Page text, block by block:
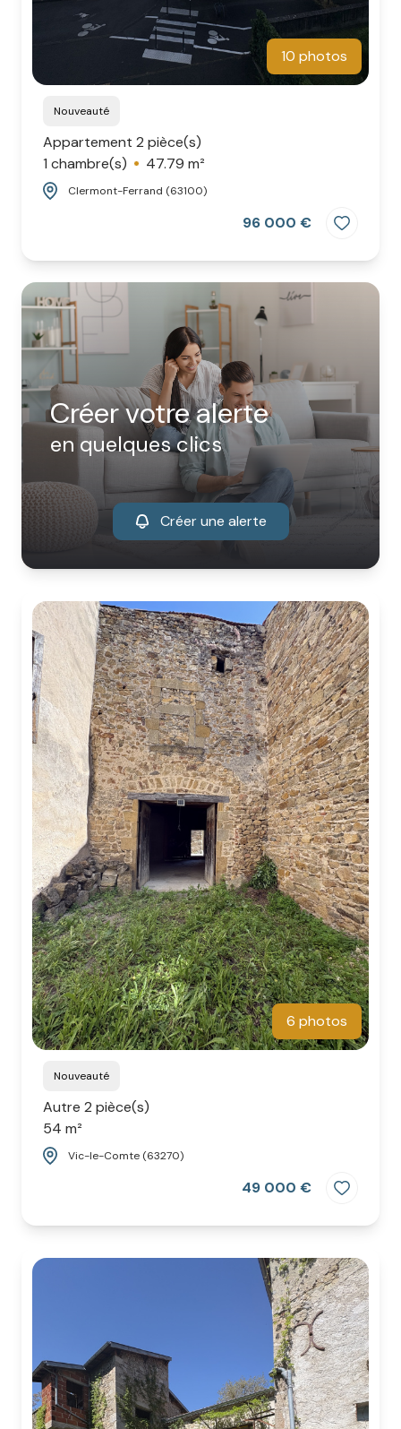
10 photos
Nouveauté
Appartement 2 pièce(s)
1 chambre(s)
47.79 m²
Clermont-Ferrand (63100)
96 000 €
Créer votre alerte
en quelques clics
Créer une alerte
6 photos
Nouveauté
Autre 2 pièce(s)
54 m²
Vic-le-Comte (63270)
49 000 €